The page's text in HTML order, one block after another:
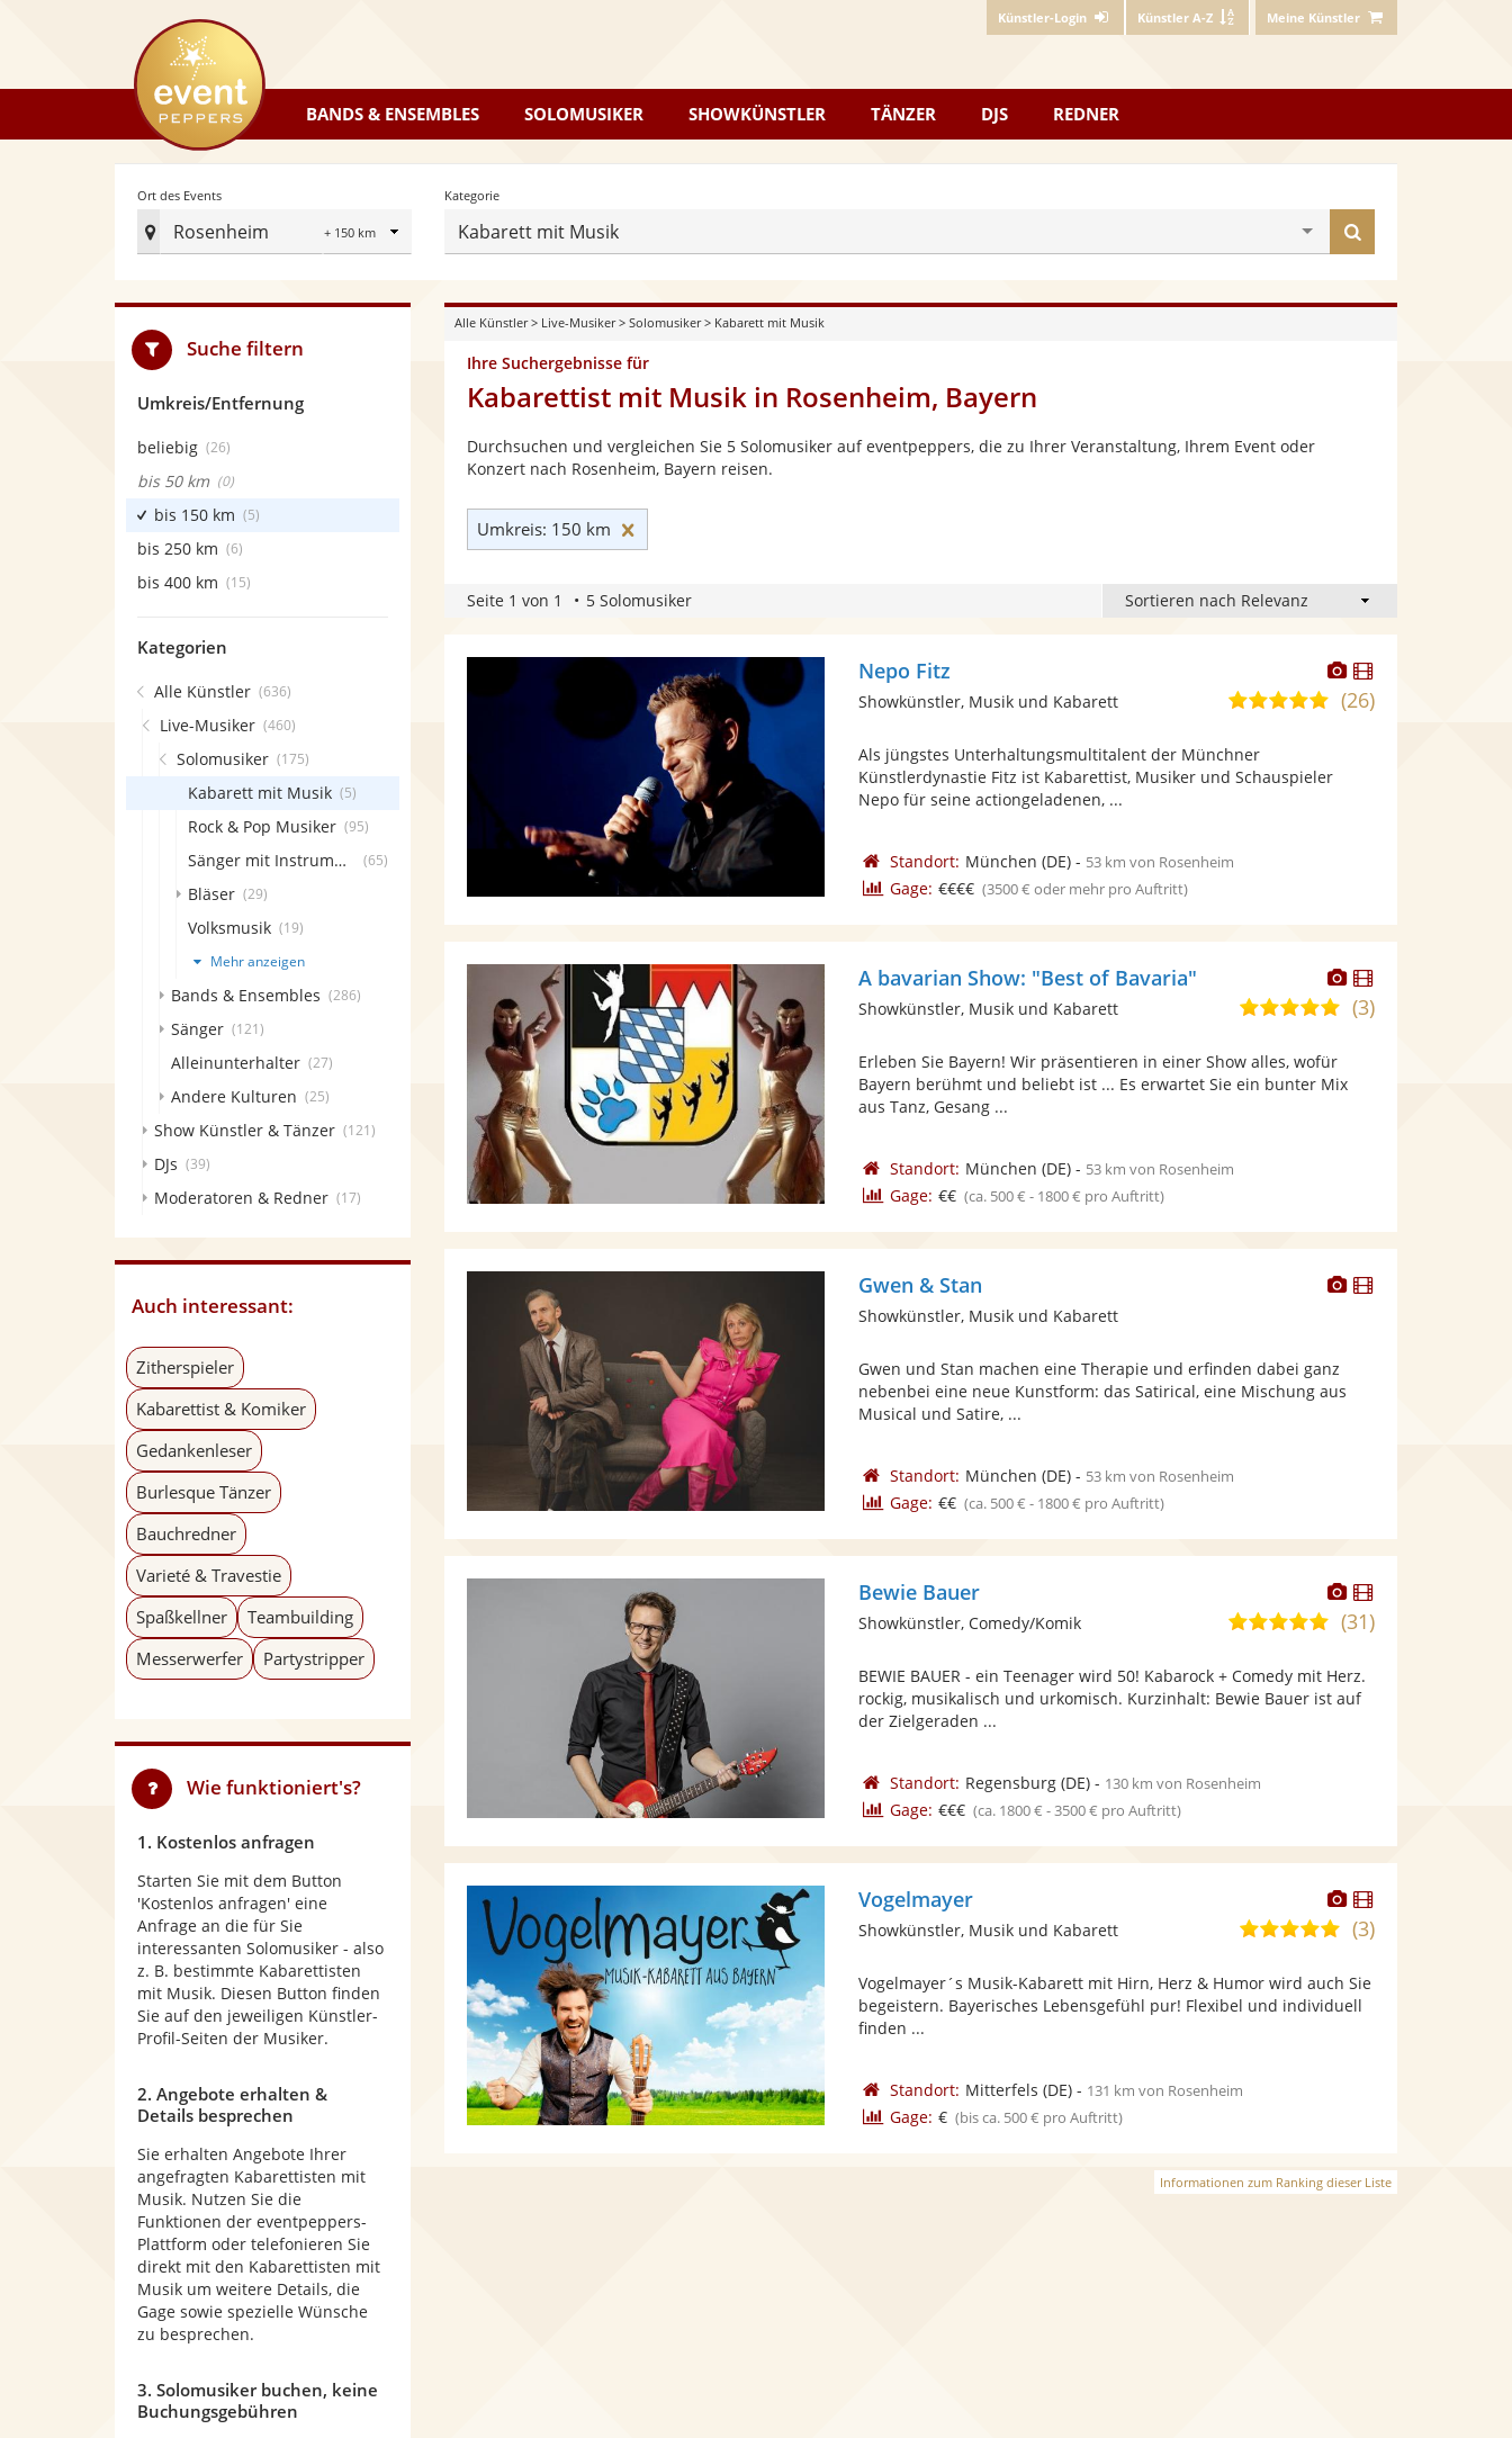
Künstler-Login Künstler A-Z Meine Künstler
eventpeppers
BANDS & ENSEMBLES SOLOMUSIKER SHOWKÜNSTLER TÄNZER DJS REDNER
Ort des Events
Rosenheim
Radius
Ort
Events
festlegen
Kategorie
Kabarett mit Musik
finden
Alle Künstler> Live-Musiker> Solomusiker> Kabarett mit Musik
Ihre Suchergebnisse für
Kabarettist mit Musik in Rosenheim, Bayern
Durchsuchen und vergleichen Sie 5 Solomusiker auf eventpeppers, die zu Ihrer Veranstaltung, Ihrem Event oder
Konzert nach Rosenheim, Bayern reisen.
Umkreis: 150 km
Seite 1 von 1 5 Solomusiker
Dieser
Künstler
stellt
Dieser
Künstler
Nepo Fitz
5,0
Sternen
(26)
Showkünstler, Musik und Kabarett
Als jüngstes Unterhaltungsmultitalent der Münchner
Künstlerdynastie Fitz ist Kabarettist, Musiker und Schauspieler
Nepo für seine actiongeladenen, ...
Standort: München (DE)- 53 km von Rosenheim
Gage: €€€€ (3500 € oder mehr pro Auftritt)
Dieser
Künstler
stellt
Dieser
Künstler
A bavarian Show: "Best of Bavaria"
4,8
Sternen
(3)
Showkünstler, Musik und Kabarett
Erleben Sie Bayern! Wir präsentieren in einer Show alles, wofür
Bayern berühmt und beliebt ist ... Es erwartet Sie ein bunter Mix
aus Tanz, Gesang ...
Standort: München (DE)- 53 km von Rosenheim
Gage: €€ (ca. 500 € - 1800 € pro Auftritt)
DieserDieser
Gwen & Stan
Showkünstler, Musik und Kabarett
Gwen und Stan machen eine Therapie und erfinden dabei ganz
nebenbei eine neue Kunstform: das Satirical, eine Mischung aus
Musical und Satire, ...
Standort: München (DE)- 53 km von Rosenheim
Gage: €€ (ca. 500 € - 1800 € pro Auftritt)
Dieser
Künstler
stellt
bereit.
Dieser
Künstler
Bewie Bauer
5,0
5
Sternen
(31)
Showkünstler, Comedy/Komik
BEWIE BAUER - ein Teenager wird 50! Kabarock + Comedy mit Herz.
rockig, musikalisch und urkomisch. Kurzinhalt: Bewie Bauer ist auf
der Zielgeraden ...
Standort: Regensburg(DE)- 130 km von Rosenheim
Gage: €€€ (ca. 1800 € - 3500 € pro Auftritt)
Dieser
Künstler
stellt
Fotos
bereit.
Dieser
Künstler
Vogelmayer
5,0
5
Sternen
(3)
Showkünstler, Musik und Kabarett
Vogelmayer´s Musik-Kabarett mit Hirn, Herz & Humor wird auch Sie
begeistern. Bayerisches Lebensgefühl pur! Flexibel und individuell
finden ...
Standort: Mitterfels (DE)- 131 km von Rosenheim
Gage: € (bis ca. 500 € pro Auftritt)
Informationen zum Ranking dieser Liste
Suche filtern
Umkreis/Entfernung
beliebig (26)
bis 50 km (0)
bis 150 km (5)
bis 250 km (6)
bis 400 km (15)
Kategorien
Alle Künstler (636)
Live-Musiker (460)
Solomusiker (175)
Kabarett mit Musik (5)
Rock & Pop Musiker (95)
Sänger mit Instrument (65)
Bläser (29)
Volksmusik (19)
Mehr anzeigen
Bands & Ensembles (286)
Sänger (121)
Alleinunterhalter (27)
Andere Kulturen (25)
Show Künstler & Tänzer (121)
DJs (39)
Moderatoren & Redner (17)
Auch interessant:
Zitherspieler
Kabarettist & Komiker
Gedankenleser
Burlesque Tänzer
Bauchredner
Varieté & Travestie
Spaßkellner
Teambuilding
Messerwerfer
Partystripper
Wie funktioniert's?
1. Kostenlos anfragen
Starten Sie mit dem Button
'Kostenlos anfragen' eine
Anfrage an die für Sie
interessanten Solomusiker - also
z. B. bestimmte Kabarettisten
mit Musik. Diesen Button finden
Sie auf den jeweiligen Künstler-
Profil-Seiten der Musiker.
2. Angebote erhalten &
Details besprechen
Sie erhalten Angebote Ihrer
angefragten Kabarettisten mit
Musik. Nutzen Sie die
Funktionen der eventpeppers-
Plattform oder telefonieren Sie
direkt mit den Kabarettisten mit
Musik um weitere Details, die
Gage sowie spezielle Wünsche
zu besprechen.
3. Solomusiker buchen, keine
Buchungsgebühren